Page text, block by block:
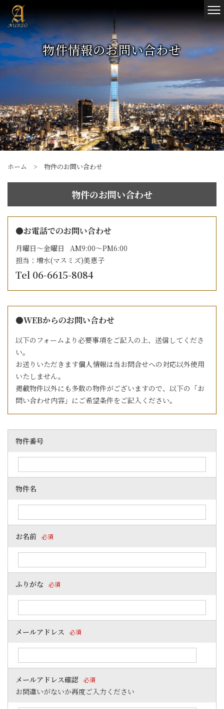
物件情報のお問い合わせ
ホーム > 物件のお問い合わせ
物件のお問い合わせ
●お電話でのお問い合わせ
月曜日～金曜日 AM9:00～PM6:00
担当：増水(マスミズ)美恵子
Tel 06-6615-8084
●WEBからのお問い合わせ
以下のフォームより必要事項をご記入の上、送信してくださ
い。
お送りいただきます個人情報は当お問合せへの対応以外使用
いたしません。
掲載物件以外にも多数の物件がございますので、以下の「お
問い合わせ内容」にご希望条件をご記入ください。
物件番号
物件名
お名前 必須
ふりがな 必須
メールアドレス 必須
メールアドレス確認 必須
お間違いがないか再度ご入力ください